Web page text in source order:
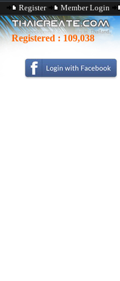
Register Member Login
Registered : 109,038